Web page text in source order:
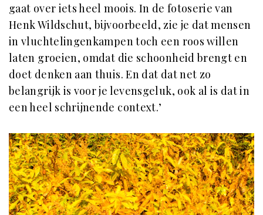
gaat over iets heel moois. In de fotoserie van
Henk Wildschut, bijvoorbeeld, zie je dat mensen
in vluchtelingenkampen toch een roos willen
laten groeien, omdat die schoonheid brengt en
doet denken aan thuis. En dat dat net zo
belangrijk is voor je levensgeluk, ook al is dat in
een heel schrijnende context.’